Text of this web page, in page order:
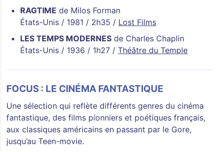
RAGTIME de Milos Forman
États-Unis / 1981 / 2h35 / Lost Films
LES TEMPS MODERNES de Charles Chaplin
États-Unis / 1936 / 1h27 /Théâtre du Temple
FOCUS : LE CINÉMA FANTASTIQUE
Une sélection qui reflète différents genres du cinéma
fantastique, des films pionniers et poétiques français,
aux classiques américains en passant par le Gore,
jusqu’au Teen-movie.